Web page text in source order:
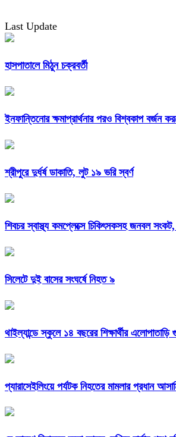
Last Update
হাসপাতালে মিঠুন চক্রবর্তী
ইনফান্তিনোর ক্ষমাপ্রার্থনার পরও বিশ্বকাপ বর্জন
শ্রীপুরে দুর্ধর্ষ ডাকাতি, লুট ১৯ ভরি স্বর্ণ
শিবচর স্বাস্থ্য কমপ্লেক্সে চিকিৎসকসহ জনবল
সিলেটে দুই বাসের সংঘর্ষে নিহত ৯
থাইল্যান্ডে স্কুলে ১৪ বছরের শিক্ষার্থীর
প্যারাসেইলিংয়ে পর্যটক নিহতের মামলার প্রধান